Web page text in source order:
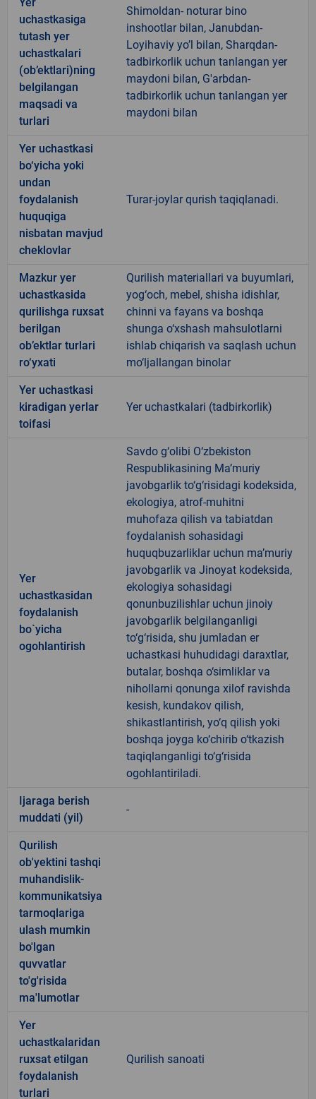
uchastkasiga
tutash yer
uchastkalari
(ob’ektlari)ning
belgilangan
maqsadi va
turlari
Shimoldan- noturar bino
inshootlar bilan, Janubdan-
Loyihaviy yo’l bilan, Sharqdan-
tadbirkorlik uchun tanlangan yer
maydoni bilan, G'arbdan-
tadbirkorlik uchun tanlangan yer
maydoni bilan
Yer uchastkasi
bo‘yicha yoki
undan
foydalanish
huquqiga
nisbatan mavjud
cheklovlar
Turar-joylar qurish taqiqlanadi.
Mazkur yer
uchastkasida
qurilishga ruxsat
berilgan
ob’ektlar turlari
ro‘yxati
Qurilish materiallari va buyumlari,
yog‘och, mebel, shisha idishlar,
chinni va fayans va boshqa
shunga o‘xshash mahsulotlarni
ishlab chiqarish va saqlash uchun
mo‘ljallangan binolar
Yer uchastkasi
kiradigan yerlar
toifasi
Yer uchastkalari (tadbirkorlik)
Yer
uchastkasidan
foydalanish
bo`yicha
ogohlantirish
Savdo g‘olibi O‘zbekiston
Respublikasining Ma’muriy
javobgarlik to‘g‘risidagi kodeksida,
ekologiya, atrof-muhitni
muhofaza qilish va tabiatdan
foydalanish sohasidagi
huquqbuzarliklar uchun ma’muriy
javobgarlik va Jinoyat kodeksida,
ekologiya sohasidagi
qonunbuzilishlar uchun jinoiy
javobgarlik belgilanganligi
to‘g‘risida, shu jumladan er
uchastkasi huhudidagi daraxtlar,
butalar, boshqa o‘simliklar va
nihollarni qonunga xilof ravishda
kesish, kundakov qilish,
shikastlantirish, yo‘q qilish yoki
boshqa joyga ko‘chirib o‘tkazish
taqiqlanganligi to‘g‘risida
ogohlantiriladi.
Ijaraga berish
muddati (yil)
-
Qurilish
ob'yektini tashqi
muhandislik-
kommunikatsiya
tarmoqlariga
ulash mumkin
bo'lgan
quvvatlar
to'g'risida
ma'lumotlar
Yer
uchastkalaridan
ruxsat etilgan
foydalanish
turlari
Qurilish sanoati